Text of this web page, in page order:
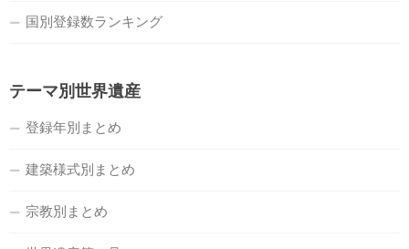
国別登録数ランキング
テーマ別世界遺産
登録年別まとめ
建築様式別まとめ
宗教別まとめ